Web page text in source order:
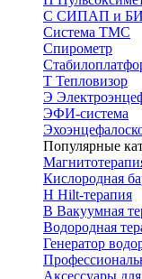
С СИПАП и
Система ТМС
Спирометр
Т Тепловизор
Э
ЭФИ-система
Популярные
Кислородная
H Hilt-терапия
В Вакуумная
Водородная
Генератор
Аксессуары